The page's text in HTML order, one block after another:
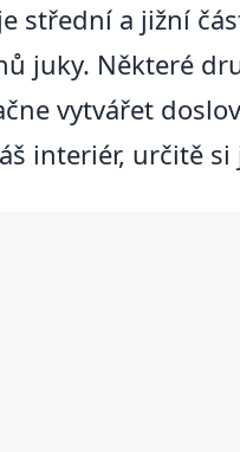
střední a jižní
juky. Některé
vytvářet
interiér, určitě